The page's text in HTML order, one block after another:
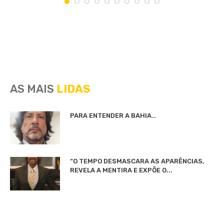
AS MAIS LIDAS
PARA ENTENDER A BAHIA…
“O TEMPO DESMASCARA AS APARÊNCIAS,
REVELA A MENTIRA E EXPÕE O...